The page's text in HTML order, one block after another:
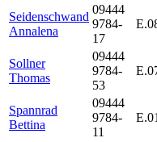
Seidenschwand
Annalena
09444
9784-
17
Sollner
Thomas
09444
9784-
53
Spannrad
Bettina
09444
9784-
11
E.01